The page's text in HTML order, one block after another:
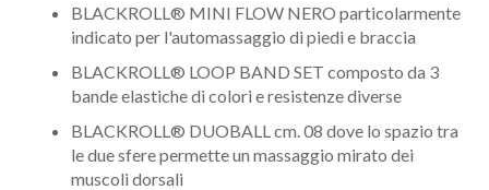
BLACKROLL® MINI FLOW NERO particolarmente
indicato per l'automassaggio di piedi e braccia
BLACKROLL® LOOP BAND SET composto da 3
bande elastiche di colori e resistenze diverse
BLACKROLL® DUOBALL cm. 08 dove lo spazio tra
le due sfere permette un massaggio mirato dei
muscoli dorsali